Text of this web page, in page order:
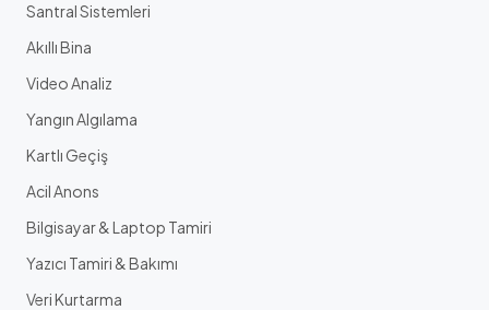
Santral Sistemleri
Akıllı Bina
Video Analiz
Yangın Algılama
Kartlı Geçiş
Acil Anons
Bilgisayar & Laptop Tamiri
Yazıcı Tamiri & Bakımı
Veri Kurtarma